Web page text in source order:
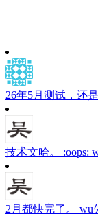
26年5月测试，还
技术文哈。 :oops:
2月都快完了。 wu